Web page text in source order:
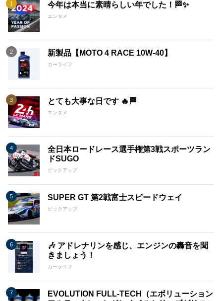
今年は本当に素晴らしい年でした！🏁✨
エンタメ
新製品【MOTO 4 RACE 10W-40】
カーライフ
とても大事な日です 🔥🏁
エンタメ
全日本ロードレース選手権第3戦スポーツラン
ドSUGO
ピックアップ
SUPER GT 第2戦富士スピードウェイ
ピックアップ
🎶 アドレナリンを感じ、エンジンの轟音を聞
きましょう！
カーライフ
EVOLUTION FULL-TECH（エボリューション